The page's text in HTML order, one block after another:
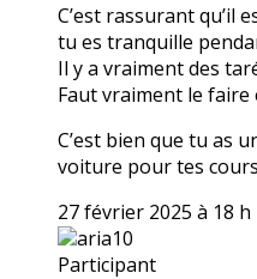
C’est rassurant qu’il
tu es tranquille
Il y a vraiment des
Faut vraiment le faire
C’est bien que tu as
voiture pour tes
27 février 2025 à 18 h
aria10
Participant